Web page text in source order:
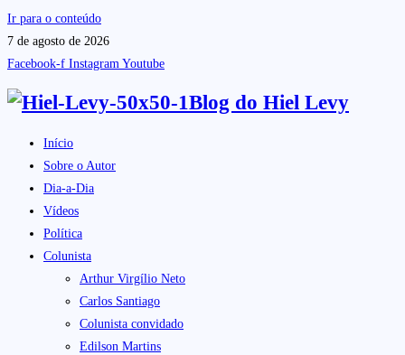
Ir para o conteúdo
7 de agosto de 2026
Facebook-f Instagram Youtube
Blog do Hiel Levy
Início
Sobre o Autor
Dia-a-Dia
Vídeos
Política
Colunista
Arthur Virgílio Neto
Carlos Santiago
Colunista convidado
Edilson Martins